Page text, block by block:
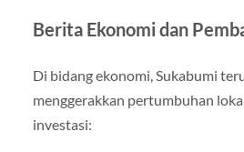
Berita Ekonomi dan
Di bidang ekonomi, Sukabumi
menggerakkan pertumbuhan
investasi: